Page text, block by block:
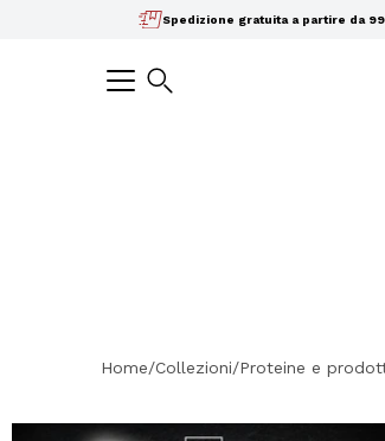
Spedizione gratuita a partire da
Home/Collezioni/Proteine e